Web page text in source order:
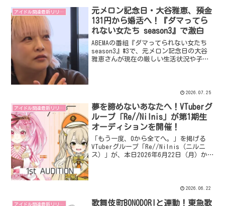
アイドル関連最新リリース
元メロン記念日・大谷雅恵、預金
131円から婚活へ！『ダマってら
れない女たち season3』で激白
ABEMAの番組『ダマってられない女たち
season3』#3で、元メロン記念日の大谷
雅恵さんが現在の厳しい生活状況や子宮
ロポーズした秘話も明かされ、女性たち
2026.07.25
アイドル関連最新リリース
夢を諦めないあなたへ！VTuberグ
ループ「Re//Nilnis」が第1期生
オーディションを開催！
「もう一度、0から全てへ。」を掲げる
VTuberグループ「Re//Nilnis（ニルニ
ス）」が、本日2026年6月22日（月）か
2026.06.22
アイドル関連最新リリース
歌舞伎町BONODORIと連動！東急歌